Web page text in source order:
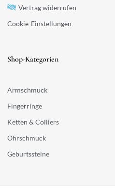
Vertrag widerrufen
Cookie-Einstellungen
Shop-Kategorien
Armschmuck
Fingerringe
Ketten & Colliers
Ohrschmuck
Geburtssteine